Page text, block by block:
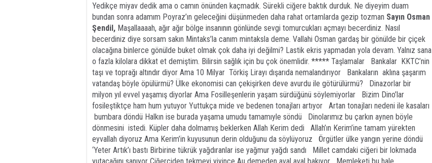
Yedikçe miyav dedik ama o camın önünden kaçmadık. Sürekli ciğere baktık durduk. Ne diyeyim duam
bundan sonra adamım Poyraz’ın geleceğini düşünmeden daha rahat ortamlarda gezip tozman Sayın Osman
Şendil, Maşallaaaah, ağır ağır bölge insanının gönlünde sevgi tomurcukları açmayı becerdiniz. Nasıl
becerdiniz diye sorsam sakın Mintaks’la canım mintaksla deme. Vallahi Osman gardaş bir gönülde bir çiçek
olacağına binlerce gönülde buket olmak çok daha iyi değilmi? Lastik ekris yapmadan yola devam. Yalnız sana
o fazla kilolara dikkat et demiştim. Bilirsin sağlık için bu çok önemlidir. ***** Taşlamalar Bankalar KKTC’nin
taşı ve toprağı altındır diyor Ama 10 Milyar Törkiş Lirayı dışarıda nemalandırıyor Bankaların aklına şaşarım
vatandaş böyle öpülürmü? Ülke ekonomisi can çekişirken deve avurdu ile götürülürmü? Dinazorlar bir
milyon yıl evvel yaşamış diyorlar Ama Fosilleşenlerin yaşam sürdüğünü söylemiyorlar Bizim Dino’lar
fosileştiktçe ham hum yutuyor Yuttukça mide ve bedenen tonajları artıyor Artan tonajları nedeni ile kasaları
bumbara döndü Halkın ise burada yaşama umudu tamamıyle söndü Dinolarımız bu çarkın aynen böyle
dönmesini istedi. Küpler daha dolmamış beklerken Allah Kerim dedi Allah’ın Kerim’ine tamam yürekten
eyvallah diyoruz Ama Kerim’in kuyusunun derin olduğunu da söylüyoruz Örgütler ülke yangın yerine döndü
‘Yeter Artık’ı bastı Birbirine tükrük yağdıranlar ise yağmur yağdı sandı Millet camdaki ciğeri bir lokmada